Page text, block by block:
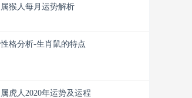
属猴人每月运势解析
性格分析-生肖鼠的特点
属虎人2020年运势及运程